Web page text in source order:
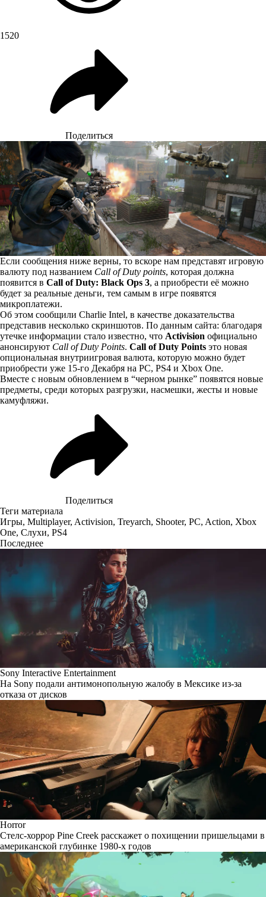
1520
Поделиться
Если сообщения ниже верны, то вскоре нам представят игровую
валюту под названием Call of Duty points, которая должна
появится в Call of Duty: Black Ops 3, а приобрести её можно
будет за реальные деньги, тем самым в игре появятся
микроплатежи.
Об этом сообщили Charlie Intel, в качестве доказательства
представив несколько скриншотов. По данным сайта: благодаря
утечке информации стало известно, что Activision официально
анонсируют Call of Duty Points. Call of Duty Points это новая
опциональная внутриигровая валюта, которую можно будет
приобрести уже 15-го Декабря на PC, PS4 и Xbox One.
Вместе с новым обновлением в “черном рынке” появятся новые
предметы, среди которых разгрузки, насмешки, жесты и новые
камуфляжи.
Поделиться
Теги материала
Игры, Multiplayer, Activision, Treyarch, Shooter, PC, Action, Xbox
One, Слухи, PS4
Последнее
Sony Interactive Entertainment
На Sony подали антимонопольную жалобу в Мексике из-за
отказа от дисков
Horror
Стелс-хоррор Pine Creek расскажет о похищении пришельцами в
американской глубинке 1980-х годов